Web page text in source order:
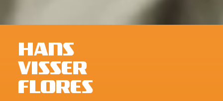
HANS
VISSER
FLORES